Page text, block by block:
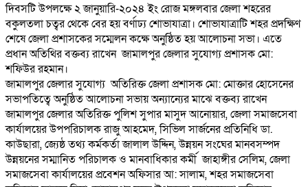
দিবসটি উপলক্ষে ২ জানুয়ারি-২০২৪ ইং রোজ মঙ্গলবার জেলা শহরের
বকুলতলা চত্বর থেকে বের হয় বর্ণাঢ্য শোভাযাত্রা। শোভাযাত্রাটি শহর প্রদক্ষিণ
শেষে জেলা প্রশাসকের সম্মেলন কক্ষে অনুষ্ঠিত হয় আলোচনা সভা। এতে
প্রধান অতিথির বক্তব্য রাখেন জামালপুর জেলার সুযোগ্য প্রশাসক মো:
শফিউর রহমান।
জামালপুর জেলার সুযোগ্য অতিরিক্ত জেলা প্রশাসক মো: মোক্তার হোসেনের
সভাপতিত্বে অনুষ্ঠিত আলোচনা সভায় অন্যান্যের মাঝে বক্তব্য রাখেন
জামালপুর জেলার অতিরিক্ত পুলিশ সুপার মাসুদ আনোয়ার, জেলা সমাজসেবা
কার্যালয়ের উপপরিচালক রাজু আহমেদ, সিভিল সার্জনের প্রতিনিধি ডা.
কাউছারা, জ্যেষ্ঠ তথ্য কর্মকর্তা জালাল উদ্দিন, উন্নয়ন সংঘের মানবসম্পদ
উন্নয়নের সম্মানিত পরিচালক ও মানবাধিকার কর্মী জাহাঙ্গীর সেলিম, জেলা
সমাজসেবা কার্যালয়ের প্রবেশন অফিসার আ: সালাম, শহর সমাজসেবা